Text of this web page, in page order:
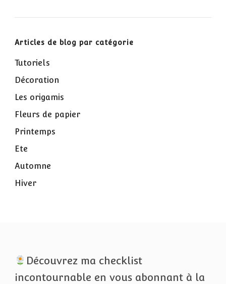
Articles de blog par catégorie
Tutoriels
Décoration
Les origamis
Fleurs de papier
Printemps
Ete
Automne
Hiver
Découvrez ma checklist
incontournable en vous abonnant à la